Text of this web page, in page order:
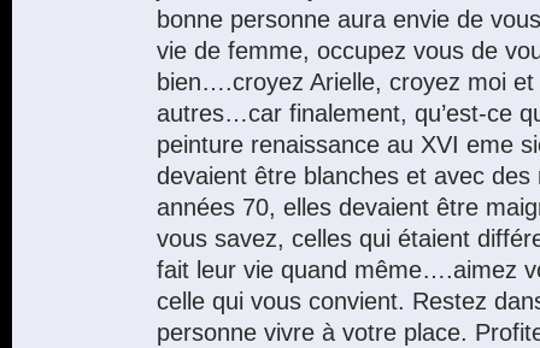
bonne personne aura envie de
vie de femme, occupez vous de
bien….croyez Arielle, croyez moi
autres…car finalement, qu’est-ce
peinture renaissance au XVI eme
devaient être blanches et avec des
années 70, elles devaient être
vous savez, celles qui étaient
fait leur vie quand même….aimez
celle qui vous convient. Restez
personne vivre à votre place.